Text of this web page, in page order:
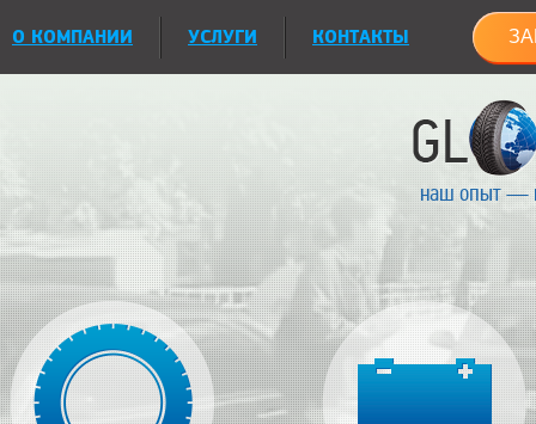
О КОМПАНИИ УСЛУГИ КОНТАКТЫ
наш опыт —